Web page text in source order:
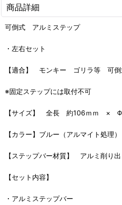
商品詳細
可倒式 アルミステップ
・左右セット
【適合】 モンキー ゴリラ等 可倒
※固定ステップには取付不可
【サイズ】 全長 約106ｍｍ ×
【カラー】ブルー（アルマイト処理）
【ステップバー材質】 アルミ削り出
【セット内容】
・アルミステップバー